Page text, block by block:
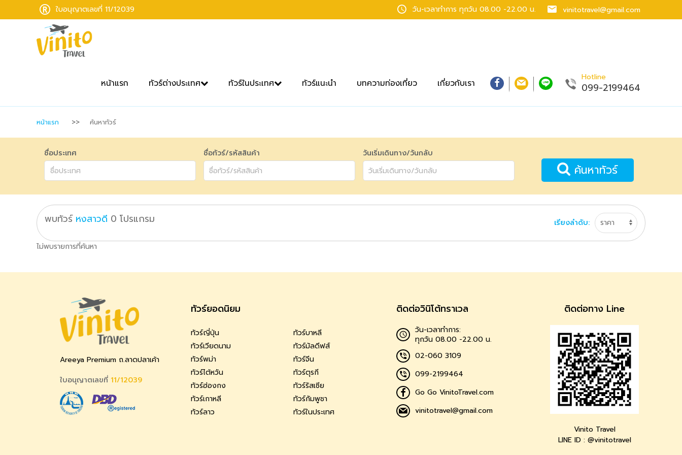
ใบอนุญาตเลขที่ 11/12039 วัน-เวลาทำการ ทุกวัน 08.00 -22.00 น. vinitotravel@gmail.com
หน้าแรก ทัวร์ต่างประเทศ ทัวร์ในประเทศ ทัวร์แนะนำ บทความท่องเที่ยว เกี่ยวกับเรา
Hotline
099-2199464
หน้าแรก ค้นหาทัวร์
ชื่อประเทศ ชื่อทัวร์/รหัสสินค้า วันเริ่มเดินทาง/วันกลับ
ค้นหาทัวร์
พบทัวร์ หงสาวดี 0 โปรแกรม เรียงลำดับ:
ไม่พบรายการที่ค้นหา
Areeya Premium ถ.ลาดปลาเค้า
ใบอนุญาตเลขที่ 11/12039
ทัวร์ยอดนิยม
ทัวร์ญี่ปุ่น
ทัวร์บาหลี
ทัวร์เวียดนาม
ทัวร์มัลดีฟส์
ทัวร์พม่า
ทัวร์จีน
ทัวร์ไต้หวัน
ทัวร์ตุรกี
ทัวร์ฮ่องกง
ทัวร์รัสเซีย
ทัวร์เกาหลี
ทัวร์กัมพูชา
ทัวร์ลาว
ทัวร์ในประเทศ
ติดต่อวินิโต้ทราเวล
วัน-เวลาทำการ:
ทุกวัน 08.00 -22.00 น.
02-060 3109
099-2199464
Go Go VinitoTravel.com
vinitotravel@gmail.com
ติดต่อทาง Line
Vinito Travel
LINE ID : @vinitotravel